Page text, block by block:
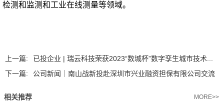
检测和监测和工业在线测量等领域。
上一篇:
已投企业 | 瑞云科技荣获2023“数城杯”数字孪生城市技术...
下一篇:
公司新闻｜南山战新投赴深圳市兴业融资担保有限公司交流
相关推荐 MORE>>